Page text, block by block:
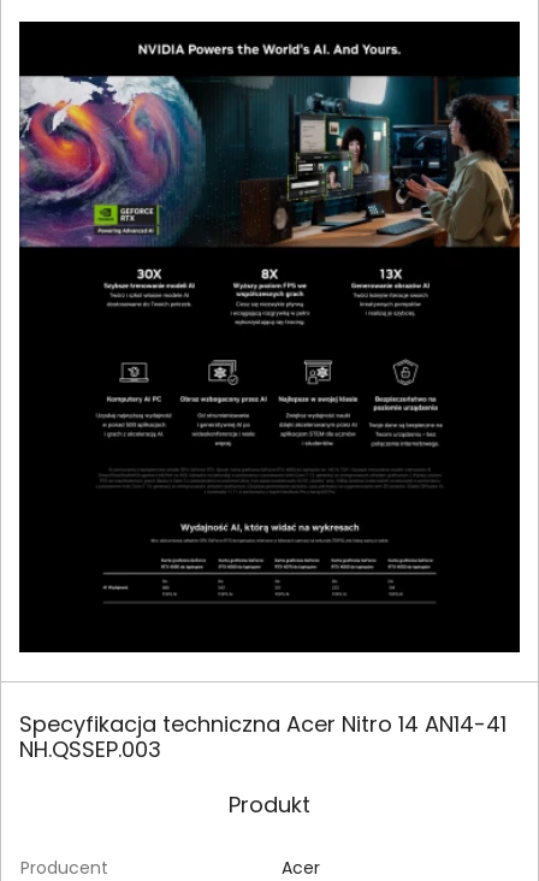
Specyfikacja techniczna Acer Nitro 14 AN14-41
NH.QSSEP.003
Produkt
Producent Acer